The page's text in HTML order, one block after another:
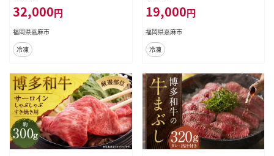
32,000円
福岡県嘉麻市
冷凍
19,000円
福岡県嘉麻市
冷凍